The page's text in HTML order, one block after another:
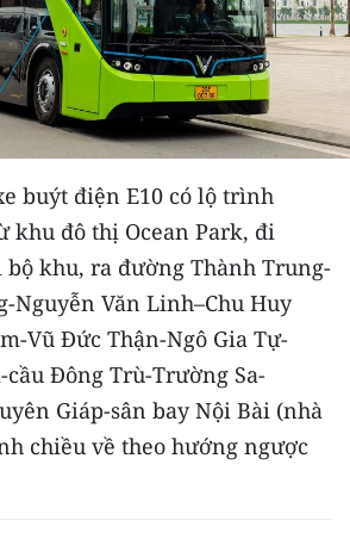
NGHỆ
TIN
SÂU
- MỖI XÃ
buýt điện E10 có lộ trình
khu đô thị Ocean Park, đi
khu, ra đường Thành Trung-
Nguyễn Văn Linh–Chu Huy
Vũ Đức Thận-Ngô Gia Tự-
Đông Trù-Trường Sa-
Giáp-sân bay Nội Bài (nhà
chiều về theo hướng ngược